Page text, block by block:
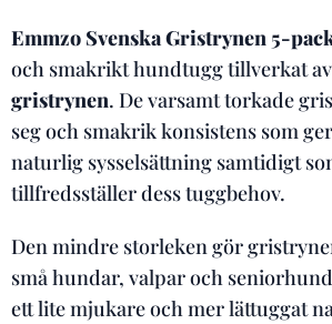
Emmzo Svenska Gristrynen 5-
och smakrikt hundtugg tillverkat av
gristrynen. De varsamt torkade
seg och smakrik konsistens som
naturlig sysselsättning samtidigt
tillfredsställer dess tuggbehov.
Den mindre storleken gör
små hundar, valpar och
ett lite mjukare och mer lättuggat